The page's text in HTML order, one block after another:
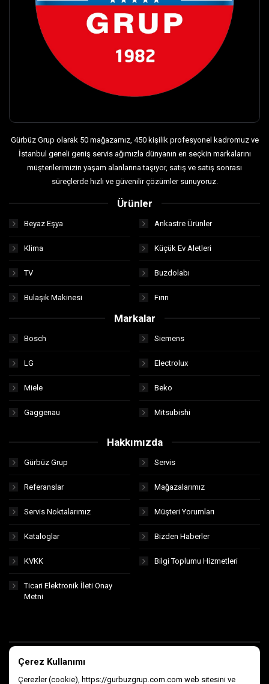
Gürbüz Grup olarak 50 mağazamız, 450 kişilik profesyonel kadromuz ve
İstanbul geneli geniş servis ağımızla dünyanın en seçkin markalarını
müşterilerimizin yaşam alanlarına taşıyor, satış ve satış sonrası
süreçlerde hızlı ve güvenilir çözümler sunuyoruz.
Ürünler
Beyaz Eşya Ankastre Ürünler
Klima Küçük Ev Aletleri
TV Buzdolabı
Bulaşık Makinesi Fırın
Markalar
Bosch Siemens
LG Electrolux
Miele Beko
Gaggenau Mitsubishi
Hakkımızda
Gürbüz Grup Servis
Referanslar Mağazalarımız
Servis Noktalarımız Müşteri Yorumları
Kataloglar Bizden Haberler
KVKK Bilgi Toplumu Hizmetleri
Ticari Elektronik İleti Onay
Metni
Çerez Kullanımı
Çerezler (cookie), https://gurbuzgrup.com.com web sitesini ve